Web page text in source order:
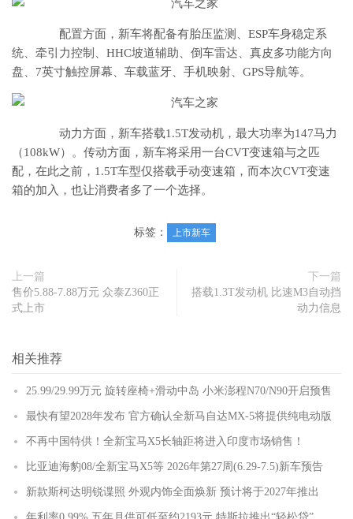
配置方面，新车将配备有胎压监测、ESP车身稳定系
统、牵引力控制、HHC坡道辅助、倒车雷达、真皮多功能方向
盘、7英寸触控屏幕、车载蓝牙、手机映射、GPS导航等。
动力方面，新车搭载1.5T发动机，最大功率为147马力
（108kW）。传动方面，新车将采用一台CVT变速箱与之匹
配，在此之前，1.5T车型仅搭载手动变速箱，而本次CVT变速
箱的加入，也让消费者多了一个选择。
标签： 上市新车
上一篇
售价5.88-7.88万元 众泰Z360正
式上市
下一篇
搭载1.3T发动机 比速M3自动挡
动力信息
相关推荐
25.99/29.99万元 旋转座椅+滑动中岛 小米澎程N70/N90开启预售
最快有望2028年发布 官方确认全新马自达MX-5将提供纯电动版
不再中国特供！全新宝马X5长轴距将进入印度市场销售！
比亚迪海豹08/全新宝马X5等 2026年第27周(6.29-7.5)新车预告
新款斯柯达明锐谍照 外观内饰全面焕新 预计将于2027年推出